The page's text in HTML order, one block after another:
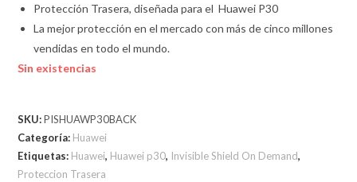
Protección Trasera, diseñada para el Huawei P30
La mejor protección en el mercado con más de cinco millones
vendidas en todo el mundo.
Sin existencias
SKU:PISHUAWP30BACK
Categoría: Huawei
Etiquetas: Huawei, Huawei p30, Invisible Shield On Demand,
Proteccion Trasera